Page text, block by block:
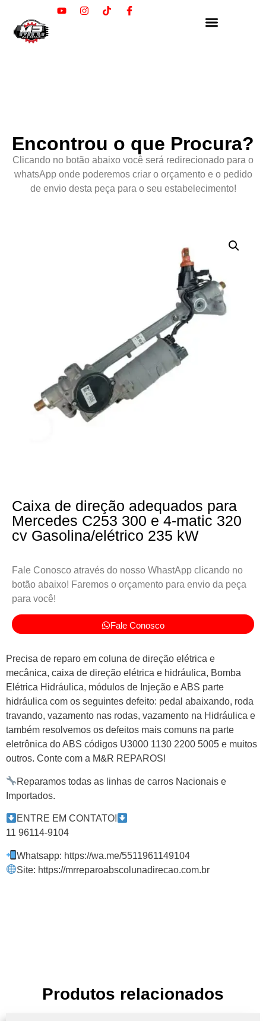
Encontrou o que Procura?
Clicando no botão abaixo você será redirecionado para o
whatsApp onde poderemos criar o orçamento e o pedido
de envio desta peça para o seu estabelecimento!
Caixa de direção adequados para
Mercedes C253 300 e 4-matic 320
cv Gasolina/elétrico 235 kW
Fale Conosco através do nosso WhastApp clicando no
botão abaixo! Faremos o orçamento para envio da peça
para você!
Fale Conosco
Precisa de reparo em coluna de direção elétrica e
mecânica, caixa de direção elétrica e hidráulica, Bomba
Elétrica Hidráulica, módulos de Injeção e ABS parte
hidráulica com os seguintes defeito: pedal abaixando, roda
travando, vazamento nas rodas, vazamento na Hidráulica e
também resolvemos os defeitos mais comuns na parte
eletrônica do ABS códigos U3000 1130 2200 5005 e muitos
outros. Conte com a M&R REPAROS!
Reparamos todas as linhas de carros Nacionais e
Importados.
ENTRE EM CONTATO!
11 96114-9104
Whatsapp: https://wa.me/5511961149104
Site: https://mrreparoabscolunadirecao.com.br
Produtos relacionados